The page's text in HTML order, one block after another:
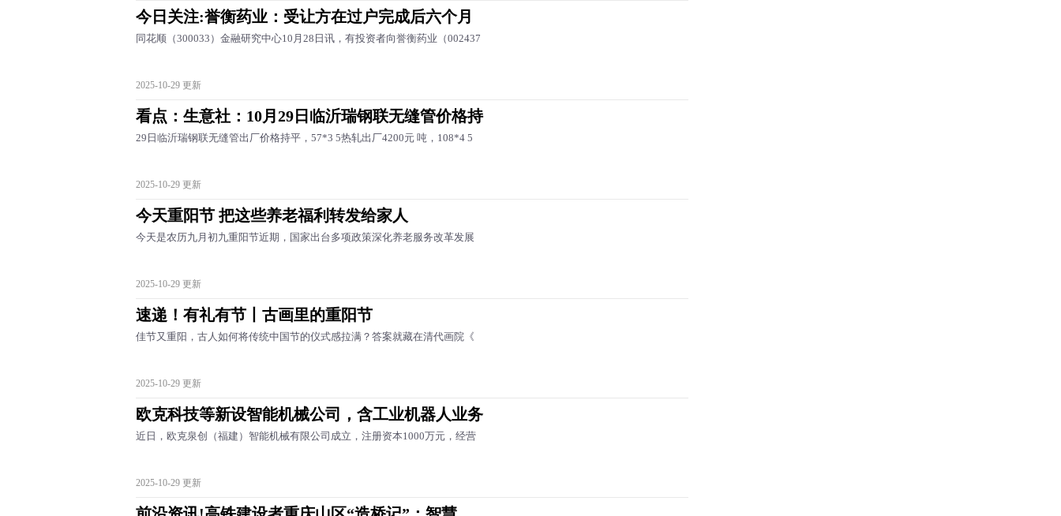
今日关注:誉衡药业：受让方在过户完成后六个月
同花顺（300033）金融研究中心10月28日讯，有投资者向誉衡药业（002437
2025-10-29 更新
看点：生意社：10月29日临沂瑞钢联无缝管价格持
29日临沂瑞钢联无缝管出厂价格持平，57*3 5热轧出厂4200元 吨，108*4 5
2025-10-29 更新
今天重阳节 把这些养老福利转发给家人
今天是农历九月初九重阳节近期，国家出台多项政策深化养老服务改革发展
2025-10-29 更新
速递！有礼有节丨古画里的重阳节
佳节又重阳，古人如何将传统中国节的仪式感拉满？答案就藏在清代画院《
2025-10-29 更新
欧克科技等新设智能机械公司，含工业机器人业务
近日，欧克泉创（福建）智能机械有限公司成立，注册资本1000万元，经营
2025-10-29 更新